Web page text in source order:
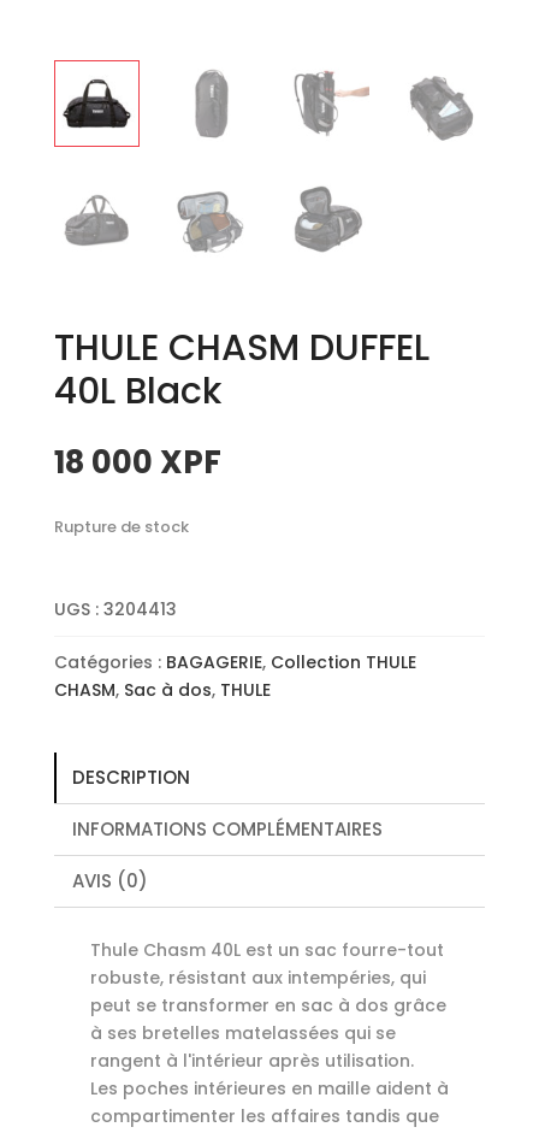
THULE CHASM DUFFEL
40L Black
18 000 XPF
Rupture de stock
UGS : 3204413
Catégories : BAGAGERIE, Collection THULE
CHASM, Sac à dos, THULE
DESCRIPTION
INFORMATIONS COMPLÉMENTAIRES
AVIS (0)
Thule Chasm 40L est un sac fourre-tout
robuste, résistant aux intempéries, qui
peut se transformer en sac à dos grâce
à ses bretelles matelassées qui se
rangent à l'intérieur après utilisation.
Les poches intérieures en maille aident à
compartimenter les affaires tandis que